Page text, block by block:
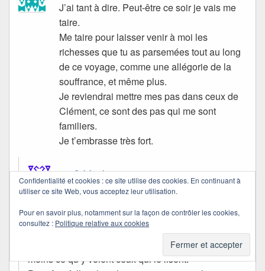
J’ai tant à dire. Peut-être ce soir je vais me
taire.
Me taire pour laisser venir à moi les
richesses que tu as parsemées tout au long
de ce voyage, comme une allégorie de la
souffrance, et même plus.
Je reviendrai mettre mes pas dans ceux de
Clément, ce sont des pas qui me sont
familiers.
Je t’embrasse très fort.
Quichottine
dans31/08/2008 à 03:53 a dit :
Merci, Polly.
Je ne sais ce que j’ai mis dans ce voyage, ou du
moins ce qu’y voient ceux qui le lisent.
Confidentialité et cookies : ce site utilise des cookies. En continuant à
utiliser ce site Web, vous acceptez leur utilisation.
Pour en savoir plus, notamment sur la façon de contrôler les cookies,
consultez : Politique relative aux cookies